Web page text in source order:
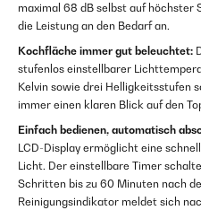
maximal 68 dB selbst auf höchster
die Leistung an den Bedarf an.
Kochfläche immer gut beleuchtet:
stufenlos einstellbarer
Kelvin sowie drei Helligkeitsstufen
immer einen klaren Blick auf den
Einfach bedienen, automatisch
LCD-Display ermöglicht eine
Licht. Der einstellbare Timer
Schritten bis zu 60 Minuten nach
Reinigungsindikator meldet sich